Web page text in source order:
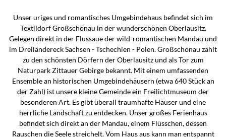
Unser uriges und romantisches Umgebindehaus befindet sich im
Textildorf Großschönau in der wunderschönen Oberlausitz.
Gelegen direkt in der Flussaue der wild-romantischen Mandau und
im Dreiländereck Sachsen - Tschechien - Polen. Großschönau zählt
zu den schönsten Dörfern der Oberlausitz und als Tor zum
Naturpark Zittauer Gebirge bekannt. Mit einem umfassenden
Ensemble an historischen Umgebindehäusern (etwa 640 Stück an
der Zahl) ist unsere kleine Gemeinde ein Freilichtmuseum der
besonderen Art. Es gibt überall traumhafte Häuser und eine
herrliche Landschaft zu entdecken. Unser großes Ferienhaus
befindet sich direkt an der Mandau, einem Flüsschen, dessen
Rauschen die Seele streichelt. Vom Haus aus kann man entspannt